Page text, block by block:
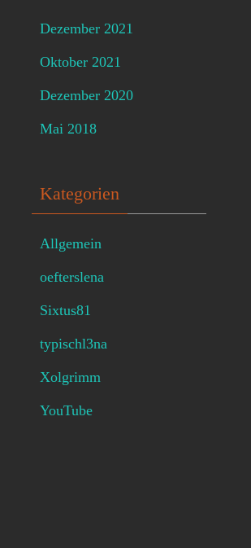
Dezember 2021
Oktober 2021
Dezember 2020
Mai 2018
Kategorien
Allgemein
oefterslena
Sixtus81
typischl3na
Xolgrimm
YouTube